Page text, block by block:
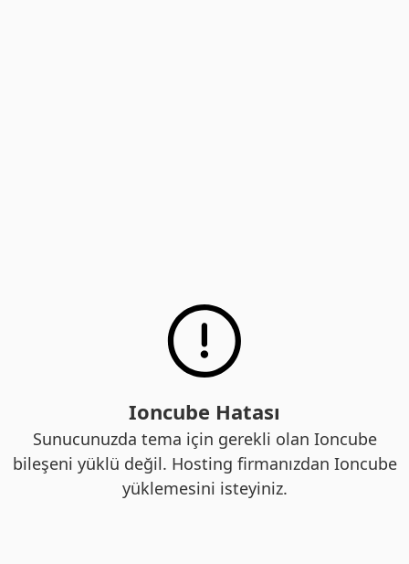
Ioncube Hatası
Sunucunuzda tema için gerekli olan Ioncube
bileşeni yüklü değil. Hosting firmanızdan Ioncube
yüklemesini isteyiniz.